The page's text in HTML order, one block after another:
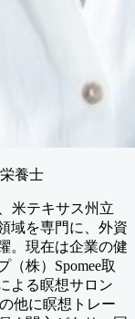
養士
米テキサス州立
域を専門に、外資
。現在は企業の健
株）Spomee取
よる瞑想サロン
他に瞑想トレー